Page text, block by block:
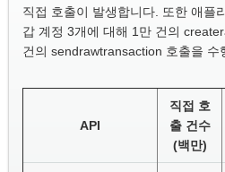
직접 호출이 발생합니다. 또한 애플
갑 계정 3개에 대해 1만 건의
건의 sendrawtransaction 호출을 수
API
직접 호
출 건수
(백만)